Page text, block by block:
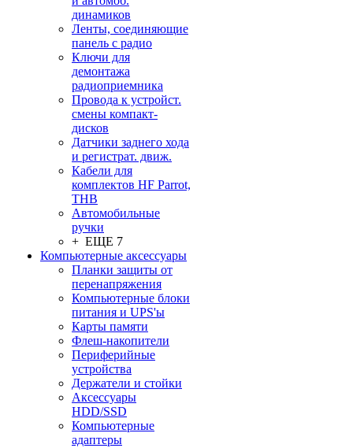
динамиков
Ленты, соединяющие
панель с радио
Ключи для
демонтажа
радиоприемника
Провода к устройст.
смены компакт-
дисков
Датчики заднего хода
и регистрат. движ.
Кабели для
комплектов HF Parrot,
THB
Автомобильные
ручки
+ ЕЩЕ 7
Компьютерные аксессуары
Планки защиты от
перенапряжения
Компьютерные блоки
питания и UPS'ы
Карты памяти
Флеш-накопители
Периферийные
устройства
Держатели и стойки
Аксессуары
HDD/SSD
Компьютерные
адаптеры